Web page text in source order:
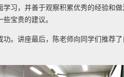
习，并善于观察积累优秀的经验和
宝贵的建议。
。讲座最后，陈老师向同学们推荐了